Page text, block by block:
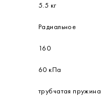
5.5 кг
Радиальное
160
60 кПа
трубчатая пружина